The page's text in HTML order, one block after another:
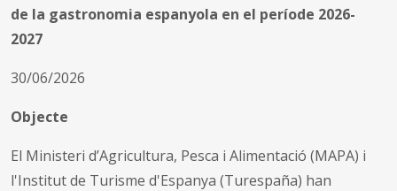
de la gastronomia espanyola en el període 2026-
2027
30/06/2026
Objecte
El Ministeri d’Agricultura, Pesca i Alimentació (MAPA) i
l'Institut de Turisme d'Espanya (Turespaña) han